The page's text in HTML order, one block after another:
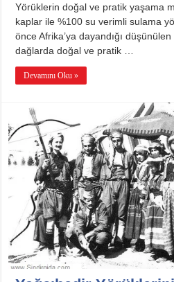
Küpler
ile
Sulama
Sistemi
için
Yörüklerin doğal ve pratik yaşama
kaplar ile %100 su verimli sulama
önce Afrika’ya dayandığı
dağlarda doğal ve pratik …
Devamını Oku »